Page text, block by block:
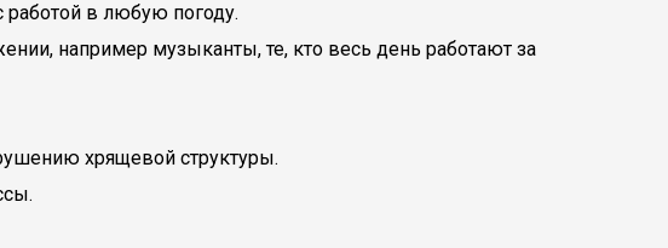
работой в любую погоду.
например музыканты, те, кто весь день работают за
хрящевой структуры.